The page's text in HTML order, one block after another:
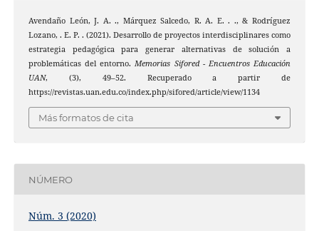
Avendaño León, J. A. ., Márquez Salcedo, R. A. E. . ., & Rodríguez
Lozano, . E. P. . (2021). Desarrollo de proyectos interdisciplinares como
estrategia pedagógica para generar alternativas de solución a
problemáticas del entorno.Memorias Sifored - Encuentros Educación
UAN, (3), 49–52. Recuperado a partir de
https://revistas.uan.edu.co/index.php/sifored/article/view/1134
Más formatos de cita
NÚMERO
Núm. 3 (2020)